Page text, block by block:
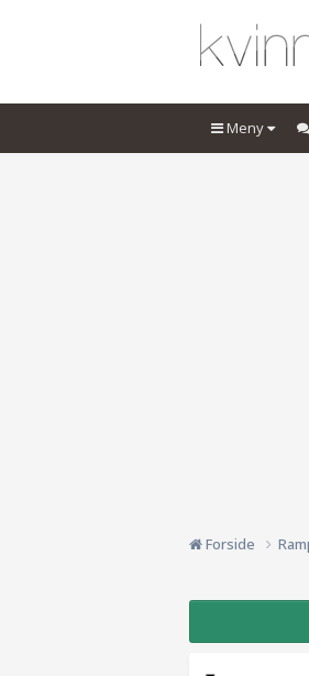
Meny
Forside